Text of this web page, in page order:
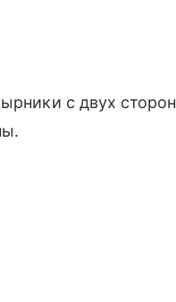
с двух сторон